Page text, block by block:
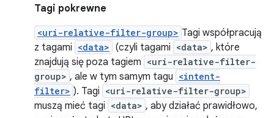
Tagi pokrewne
<uri-relative-filter-group> Tagi współpracują
z tagami <data> (czyli tagami <data> , które
znajdują się poza tagiem <uri-relative-filter-
group> , ale w tym samym tagu <intent-
filter> ). Tagi <uri-relative-filter-group>
muszą mieć tagi <data> , aby działać prawidłowo,